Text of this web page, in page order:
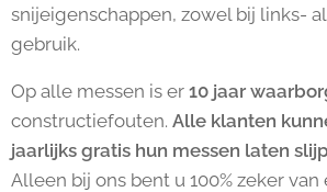
snijeigenschappen, zowel bij links-
gebruik.
Op alle messen is er 10 jaar
constructiefouten. Alle klanten
jaarlijks gratis hun messen laten
Alleen bij ons bent u 100% zeker